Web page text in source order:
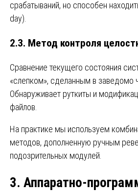
срабатываний, но способен
day).
2.3. Метод контроля
Сравнение текущего состояния
«слепком», сделанным в заведомо
Обнаруживает руткиты и
файлов.
На практике мы используем
методов, дополненную ручным
подозрительных модулей.
3. Аппаратно-